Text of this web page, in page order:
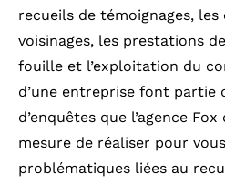
recueils de témoignages, les
voisinages, les prestations
fouille et l’exploitation du
d’une entreprise font partie
d’enquêtes que l’agence
mesure de réaliser pour
problématiques liées au